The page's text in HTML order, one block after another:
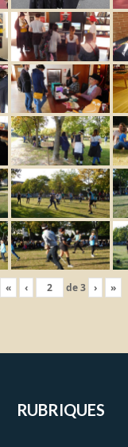
« ‹ de3 › »
RUBRIQUES